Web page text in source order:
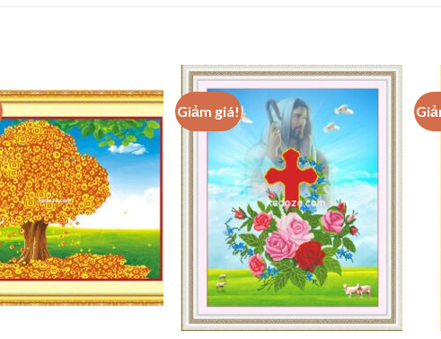
Add to
wishlist
Giảm giá!
wishlist